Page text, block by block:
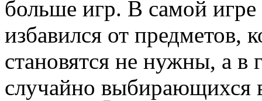
больше игр. В самой игре
избавился от предметов,
становятся не нужны, а в
случайно выбирающихся